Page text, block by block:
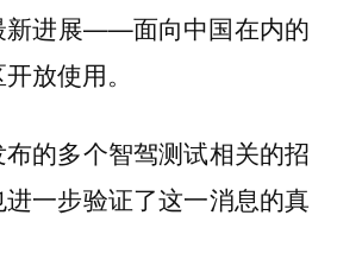
新进展——面向中国在内的
放使用。
的多个智驾测试相关的招
一步验证了这一消息的真